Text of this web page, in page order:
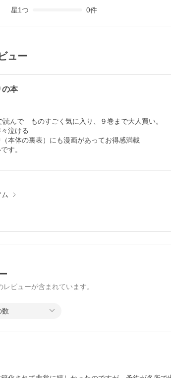
星1つ 0件
ュー
の本
んで　ものすごく気に入り、９巻まで大人買い。
泣ける
本体の裏表）にも漫画があってお得感満載
す。
ビューが含まれています。
数